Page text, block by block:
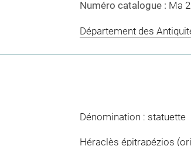
Numéro catalogue : Ma
Département des
Dénomination : statuette
Héraclès épitrapézios